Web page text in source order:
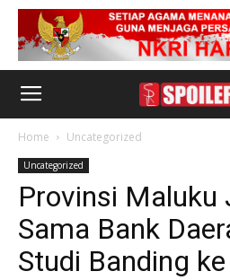
Home Uncategorized
Uncategorized
Provinsi Maluku
Sama Bank
Studi Banding